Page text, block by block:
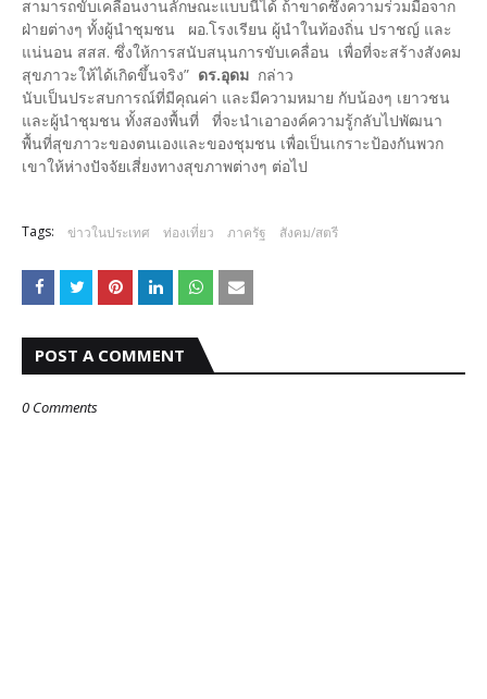
สามารถขับเคลื่อนงานลักษณะแบบนี้ได้ ถ้าขาดซึ่งความร่วมมือจาก
ฝ่ายต่างๆ ทั้งผู้นำชุมชน ผอ.โรงเรียน ผู้นำในท้องถิ่น ปราชญ์ และ
แน่นอน สสส. ซึ่งให้การสนับสนุนการขับเคลื่อน เพื่อที่จะสร้างสังคม
สุขภาวะให้ได้เกิดขึ้นจริง” ดร.อุดม กล่าว
​นับเป็นประสบการณ์ที่มีคุณค่า และมีความหมาย กับน้องๆ เยาวชน
และผู้นำชุมชน ทั้งสองพื้นที่ ที่จะนำเอาองค์ความรู้กลับไปพัฒนา
พื้นที่สุขภาวะของตนเองและของชุมชน เพื่อเป็นเกราะป้องกันพวก
เขาให้ห่างปัจจัยเสี่ยงทางสุขภาพต่างๆ ต่อไป
Tags: ข่าวในประเทศ ท่องเที่ยว ภาครัฐ สังคม/สตรี
POST A COMMENT
0 Comments